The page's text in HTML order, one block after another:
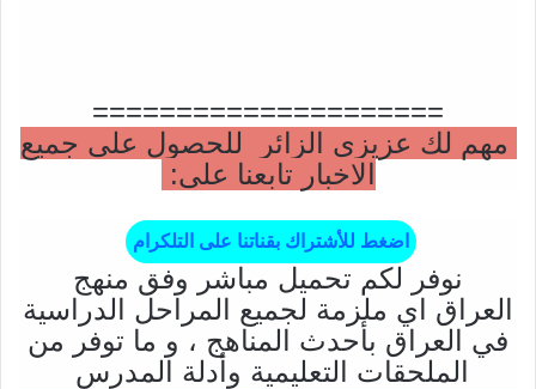
=====================
مهم لك عزيزي الزائر للحصول على جميع
الاخبار تابعنا على:
اضغط للأشتراك بقناتنا على التلكرام
نوفر لكم تحميل مباشر وفق منهج
العراق اي ملزمة لجميع المراحل الدراسية
في العراق بأحدث المناهج ، و ما توفر من
الملحقات التعليمية وأدلة المدرس